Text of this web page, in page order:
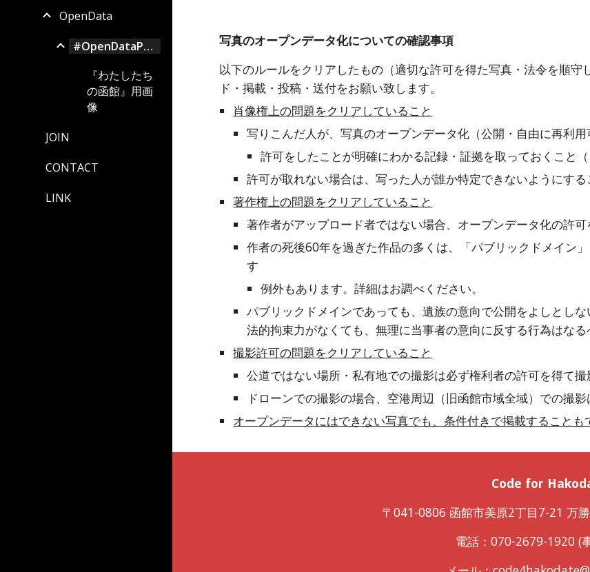
OpenData
#OpenDataPhoto
『わたしたち
の函館』用画
像
JOIN
CONTACT
LINK
写真のオープンデータ化についての確認事項
以下のルールをクリアしたもの（適切な許可を得た写真・法令を順
ド・掲載・投稿・送付をお願い致します。
肖像権上の問題をクリアしていること
写りこんだ人が、写真のオープンデータ化（公開・自由に再利
許可をしたことが明確にわかる記録・証拠を取っておくこと（
許可が取れない場合は、写った人が誰か特定できないようにする
著作権上の問題をクリアしていること
著作者がアップロード者ではない場合、オープンデータ化の許
作者の死後60年を過ぎた作品の多くは、「パブリックドメイン
す
例外もあります。詳細はお調べください。
パブリックドメインであっても、遺族の意向で公開をよしとし
法的拘束力がなくても、無理に当事者の意向に反する行為はなる
撮影許可の問題をクリアしていること
公道ではない場所・私有地での撮影は必ず権利者の許可を得て
ドローンでの撮影の場合、空港周辺（旧函館市域全域）での撮
オープンデータにはできない写真でも、条件付きで掲載することも
Code for
〒041-0806 函館市美原2丁目7-21 万
電話：070-2679-1920 (